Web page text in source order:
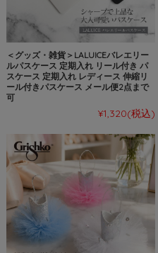
＜グッズ・雑貨＞LALUICEバレエリー
ルパスケース 定期入れ リール付き パ
スケース 定期入れ レディース 伸縮リ
ール付きパスケース メール便2点まで
可
¥1,320(税込)